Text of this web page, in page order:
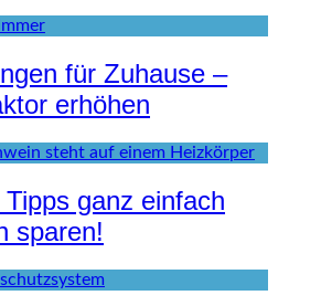
für Zuhause –
erhöhen
ganz einfach
sparen!